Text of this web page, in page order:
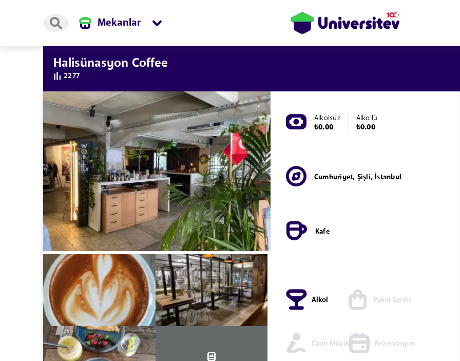
Mekanlar
Halisünasyon Coffee
2277
Alkolsüz
₺0.00
Alkollü
₺0.00
Cumhuriyet, Şişli, İstanbul
Kafe
Alkol Paket Servis
Canlı Müzik Rezervasyon